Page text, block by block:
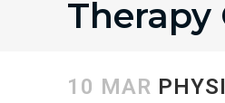
Therapy
10 MAR